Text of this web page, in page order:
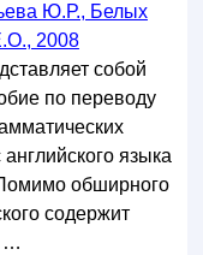
Ю.Р., Белых
2008
собой
по переводу
английского языка
обширного
содержит
…